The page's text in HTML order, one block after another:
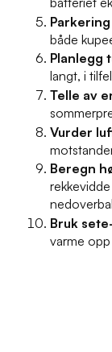
både
Planlegg
langt, i
Telle av
Vurder
Beregn
Bruk
varme